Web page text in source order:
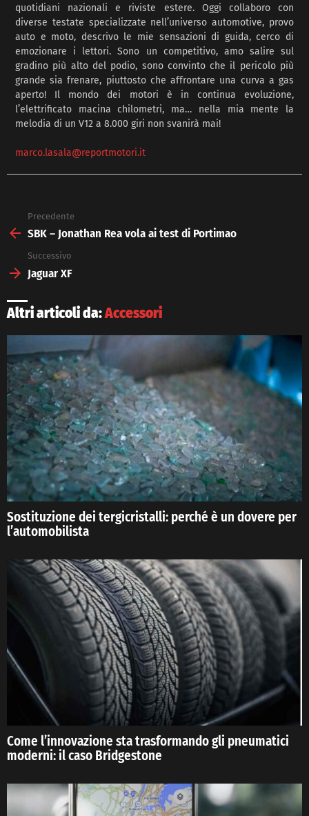
quotidiani nazionali e riviste estere. Oggi collaboro con
diverse testate specializzate nell’universo automotive, provo
auto e moto, descrivo le mie sensazioni di guida, cerco di
emozionare i lettori. Sono un competitivo, amo salire sul
gradino più alto del podio, sono convinto che il pericolo più
grande sia frenare, piuttosto che affrontare una curva a gas
aperto! Il mondo dei motori è in continua evoluzione,
l’elettrificato macina chilometri, ma… nella mia mente la
melodia di un V12 a 8.000 giri non svanirà mai!
marco.lasala@reportmotori.it
more
Precedente
SBK – Jonathan Rea vola ai test di Portimao
Successivo
Jaguar XF
Altri articoli da:Accessori
Sostituzione dei tergicristalli: perché è un dovere per
l’automobilista
Come l’innovazione sta trasformando gli pneumatici
moderni: il caso Bridgestone